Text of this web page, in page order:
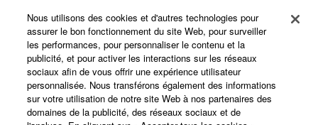
A propos de Yamaha
France - French
Nous utilisons des cookies et d'autres technologies pour
assurer le bon fonctionnement du site Web, pour surveiller
les performances, pour personnaliser le contenu et la
publicité, et pour activer les interactions sur les réseaux
sociaux afin de vous offrir une expérience utilisateur
personnalisée. Nous transférons également des informations
sur votre utilisation de notre site Web à nos partenaires des
domaines de la publicité, des réseaux sociaux et de